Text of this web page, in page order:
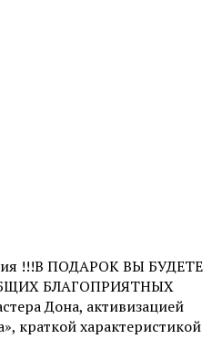
!!!В ПОДАРОК ВЫ БУДЕТЕ
БЛАГОПРИЯТНЫХ
Дона, активизацией
краткой характеристикой